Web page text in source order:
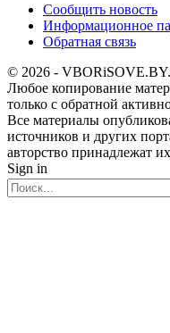
Сообщить новость
Информационное
Обратная связь
© 2026 -
Любое копирование
только с обратной
Все материалы
источников и других
авторство принадлежат
Sign in